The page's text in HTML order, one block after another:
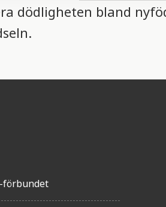
dödligheten bland
förbundet